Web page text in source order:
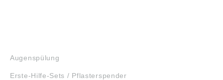
Augenspülung
Erste-Hilfe-Sets / Pflasterspender